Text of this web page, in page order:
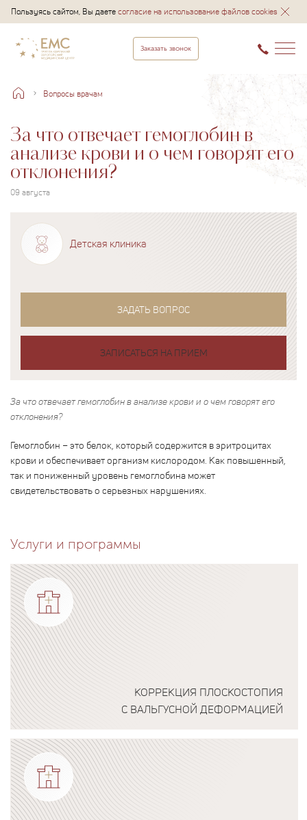
Пользуясь сайтом, Вы даетесогласие на использование файлов cookies
Заказать звонок
Вопросы врачам
За что отвечает гемоглобин в
анализе крови и о чем говорят его
отклонения?
09 августа
Детская клиника
ЗАДАТЬ ВОПРОС
ЗАПИСАТЬСЯ НА ПРИЕМ
За что отвечает гемоглобин в анализе крови и о чем говорят его
отклонения?
Гемоглобин – это белок, который содержится в эритроцитах
крови и обеспечивает организм кислородом. Как повышенный,
так и пониженный уровень гемоглобина может
свидетельствовать о серьезных нарушениях.
Услуги и программы
КОРРЕКЦИЯ ПЛОСКОСТОПИЯ
С ВАЛЬГУСНОЙ ДЕФОРМАЦИЕЙ
Подробнее о программе